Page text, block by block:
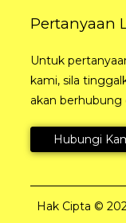
Pertanyaan
Untuk
kami, sila
akan berhubung
Hubungi
Hak Cipta ©